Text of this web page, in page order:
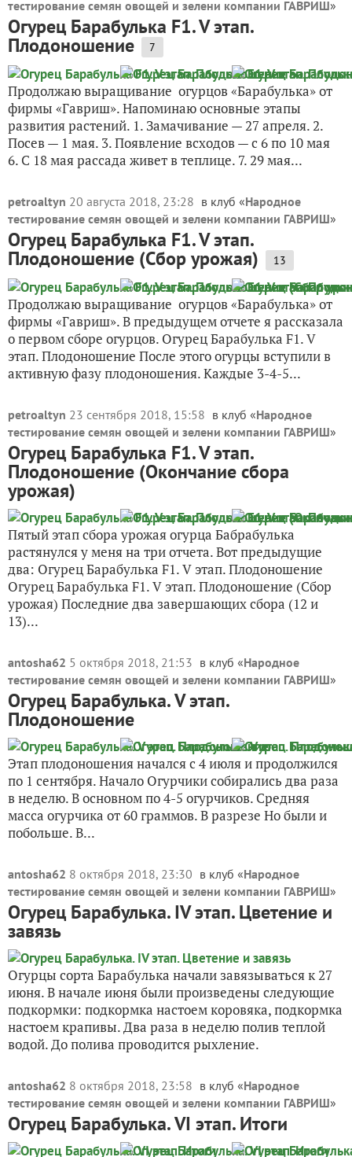
тестирование семян овощей и зелени компании ГАВРИШ»
Огурец Барабулька F1. V этап.
Плодоношение 7
Продолжаю выращивание огурцов «Барабулька» от
фирмы «Гавриш». Напоминаю основные этапы
развития растений. 1. Замачивание — 27 апреля. 2.
Посев — 1 мая. 3. Появление всходов — с 6 по 10 мая
6. С 18 мая рассада живет в теплице. 7. 29 мая...
petroaltyn 20 августа 2018, 23:28 в клуб «Народное
тестирование семян овощей и зелени компании ГАВРИШ»
Огурец Барабулька F1. V этап.
Плодоношение (Сбор урожая) 13
Продолжаю выращивание огурцов «Барабулька» от
фирмы «Гавриш». В предыдущем отчете я рассказала
о первом сборе огурцов. Огурец Барабулька F1. V
этап. Плодоношение После этого огурцы вступили в
активную фазу плодоношения. Каждые 3-4-5...
petroaltyn 23 сентября 2018, 15:58 в клуб «Народное
тестирование семян овощей и зелени компании ГАВРИШ»
Огурец Барабулька F1. V этап.
Плодоношение (Окончание сбора
урожая)
Пятый этап сбора урожая огурца Бабрабулька
растянулся у меня на три отчета. Вот предыдущие
два: Огурец Барабулька F1. V этап. Плодоношение
Огурец Барабулька F1. V этап. Плодоношение (Сбор
урожая) Последние два завершающих сбора (12 и
13)...
antosha62 5 октября 2018, 21:53 в клуб «Народное
тестирование семян овощей и зелени компании ГАВРИШ»
Огурец Барабулька. V этап.
Плодоношение
Этап плодоношения начался с 4 июля и продолжился
по 1 сентября. Начало Огурчики собирались два раза
в неделю. В основном по 4-5 огурчиков. Средняя
масса огурчика от 60 граммов. В разрезе Но были и
побольше. В...
antosha62 8 октября 2018, 23:30 в клуб «Народное
тестирование семян овощей и зелени компании ГАВРИШ»
Огурец Барабулька. IV этап. Цветение и
завязь
Огурцы сорта Барабулька начали завязываться к 27
июня. В начале июня были произведены следующие
подкормки: подкормка настоем коровяка, подкормка
настоем крапивы. Два раза в неделю полив теплой
водой. До полива проводится рыхление.
antosha62 8 октября 2018, 23:58 в клуб «Народное
тестирование семян овощей и зелени компании ГАВРИШ»
Огурец Барабулька. VI этап. Итоги